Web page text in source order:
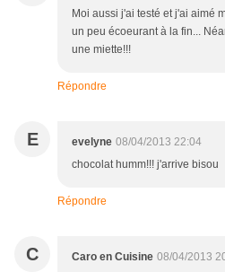
Moi aussi j'ai testé et j'ai aimé
un peu écoeurant à la fin...
une miette!!!
Répondre
E evelyne 08/04/2013 22:04
chocolat humm!!! j'arrive bisou
Répondre
C Caro en Cuisine 08/04/2013